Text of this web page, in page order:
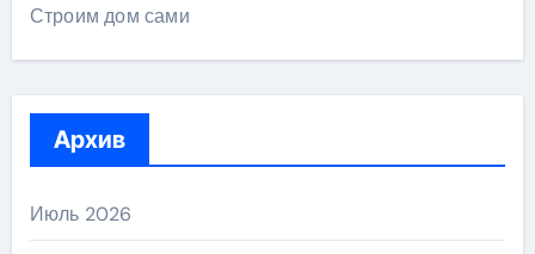
Строим дом сами
Архив
Июль 2026